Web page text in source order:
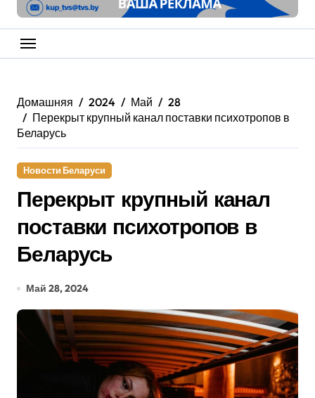
Домашняя 2024 Май
28
Перекрыт крупный канал поставки психотропов в
Беларусь
Новости Беларуси
Перекрыт крупный канал
поставки психотропов в
Беларусь
Май 28, 2024